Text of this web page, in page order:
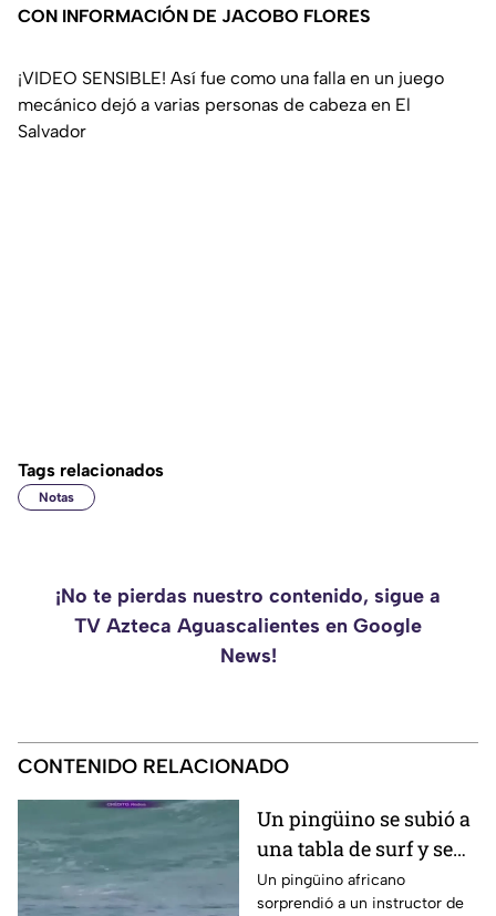
CON INFORMACIÓN DE JACOBO FLORES
¡VIDEO SENSIBLE! Así fue como una falla en un juego
mecánico dejó a varias personas de cabeza en El
Salvador
Tags relacionados
Notas
¡No te pierdas nuestro contenido, sigue a
TV Azteca Aguascalientes en Google
News!
CONTENIDO RELACIONADO
Un pingüino se subió a
una tabla de surf y se
viraliza
Un pingüino africano
sorprendió a un instructor de